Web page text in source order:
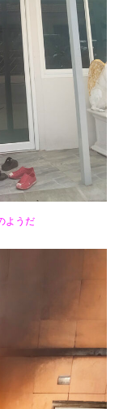
ようだ